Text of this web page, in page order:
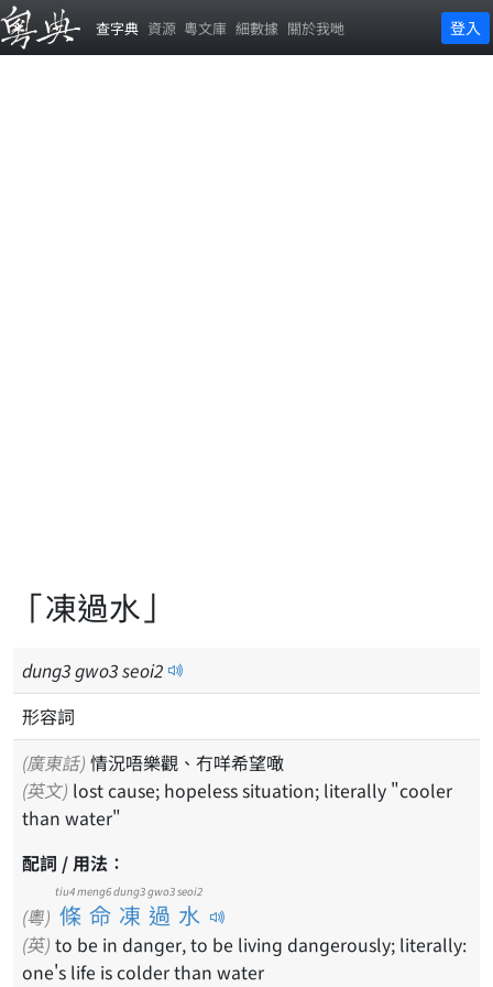
查字典 資源 粵文庫 細數據 關於我哋 登入
「凍過水」
dung3gwo3seoi2
形容詞
(廣東話) 情況唔樂觀、冇咩希望噉
(英文)
than water"
配詞 / 用法：
(粵) 條命凍過水
tiu4 meng6 dung3 gwo3 seoi2
(英) to be in danger, to be living dangerously; literally:
one's life is colder than water